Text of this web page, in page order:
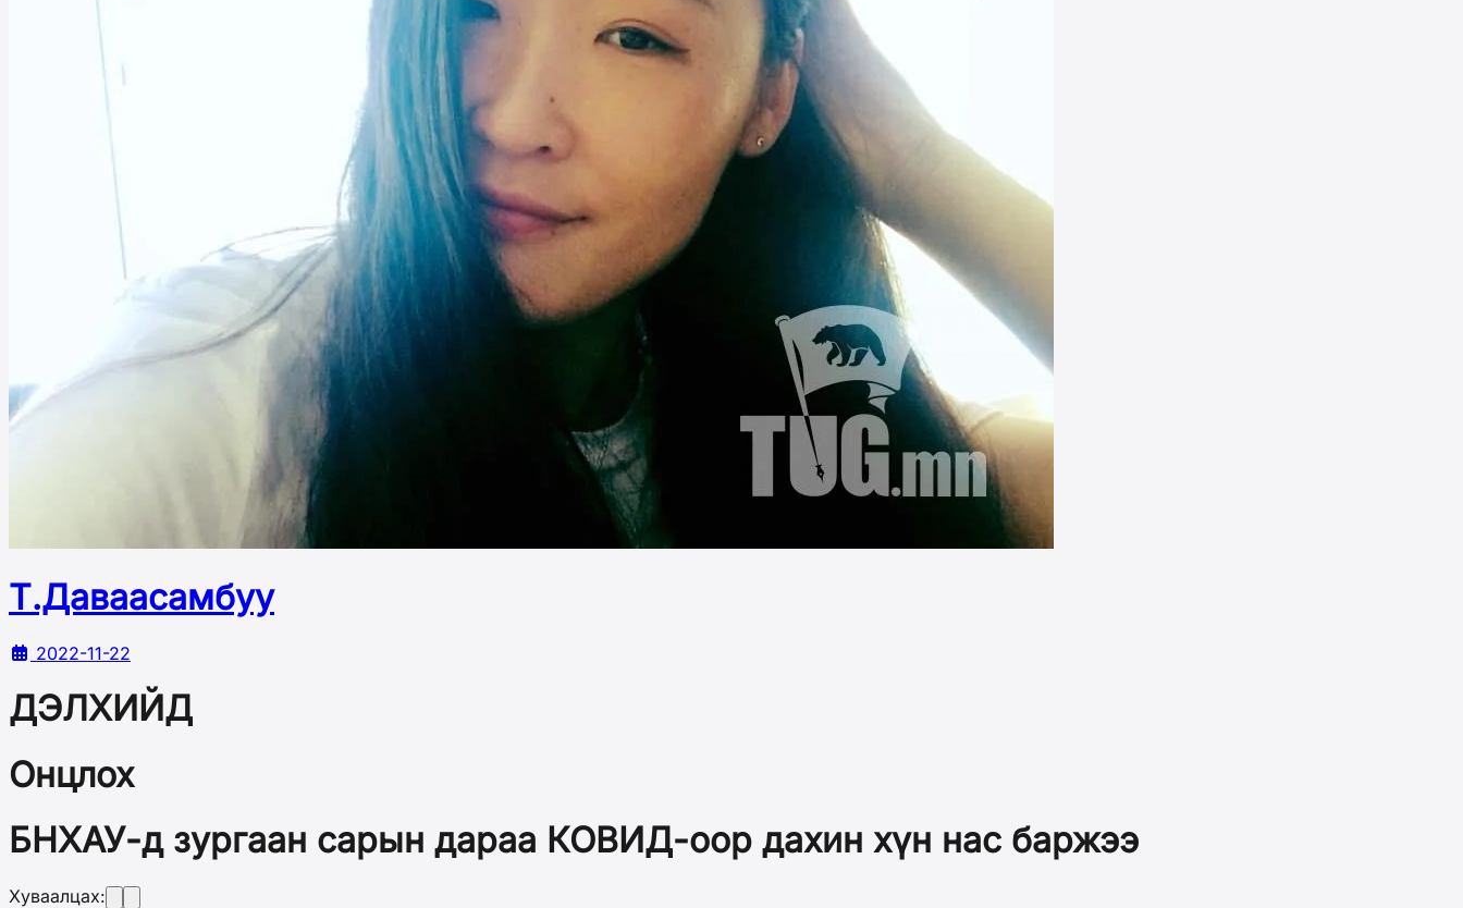
Т.Даваасамбуу
2022-11-22
ДЭЛХИЙД
Онцлох
БНХАУ-д зургаан сарын дараа КОВИД-оор дахин хүн нас баржээ
Хуваалцах: